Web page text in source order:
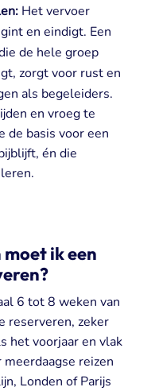
Het vervoer
en eindigt. Een
de hele groep
zorgt voor rust en
als begeleiders.
en vroeg te
de basis voor een
én die
ik een
6 tot 8 weken van
reserveren, zeker
het voorjaar en vlak
reizen
Londen of Parijs